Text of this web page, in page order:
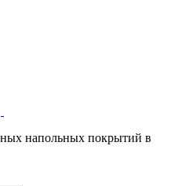
напольных покрытий в